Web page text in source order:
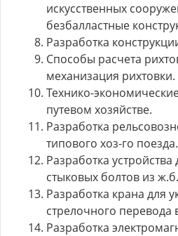
искусственных
безбалластные
Разработка
Способы расчета
механизация рихтовки.
Технико-
путевом хозяйстве.
Разработка
типового хоз-го поезда.
Разработка
стыковых болтов из
Разработка крана для
стрелочного перевода
Разработка